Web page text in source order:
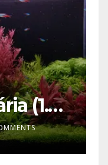
v byte
0 COMMENTS